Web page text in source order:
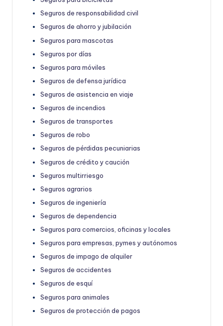
Seguros de responsabilidad civil
Seguros de ahorro y jubilación
Seguros para mascotas
Seguros por días
Seguros para móviles
Seguros de defensa jurídica
Seguros de asistencia en viaje
Seguros de incendios
Seguros de transportes
Seguros de robo
Seguros de pérdidas pecuniarias
Seguros de crédito y caución
Seguros multirriesgo
Seguros agrarios
Seguros de ingeniería
Seguros de dependencia
Seguros para comercios, oficinas y locales
Seguros para empresas, pymes y autónomos
Seguros de impago de alquiler
Seguros de accidentes
Seguros de esquí
Seguros para animales
Seguros de protección de pagos